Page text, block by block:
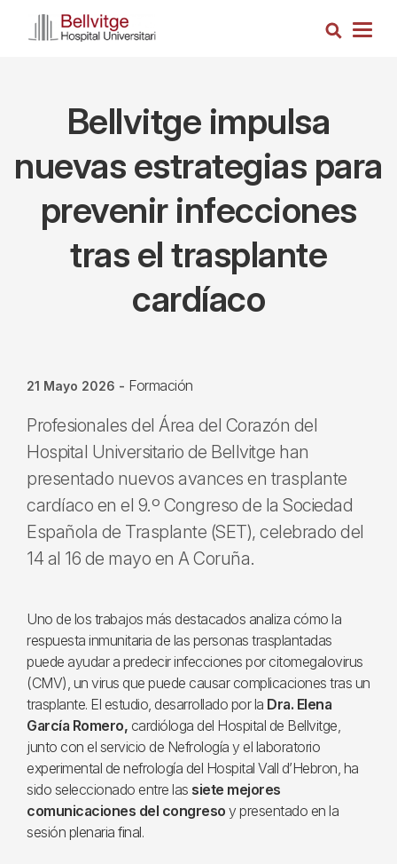
Busca
Bellvitge impulsa
nuevas estrategias para
prevenir infecciones
tras el trasplante
cardíaco
21 Mayo 2026 - Formación
Profesionales del Área del Corazón del
Hospital Universitario de Bellvitge han
presentado nuevos avances en trasplante
cardíaco en el 9.º Congreso de la Sociedad
Española de Trasplante (SET), celebrado del
14 al 16 de mayo en A Coruña.
Uno de los trabajos más destacados analiza cómo la
respuesta inmunitaria de las personas trasplantadas
puede ayudar a predecir infecciones por citomegalovirus
(CMV), un virus que puede causar complicaciones tras un
trasplante. El estudio, desarrollado por la Dra. Elena
García Romero, cardióloga del Hospital de Bellvitge,
junto con el servicio de Nefrología y el laboratorio
experimental de nefrología del Hospital Vall d’Hebron, ha
sido seleccionado entre las siete mejores
comunicaciones del congreso y presentado en la
sesión plenaria final.